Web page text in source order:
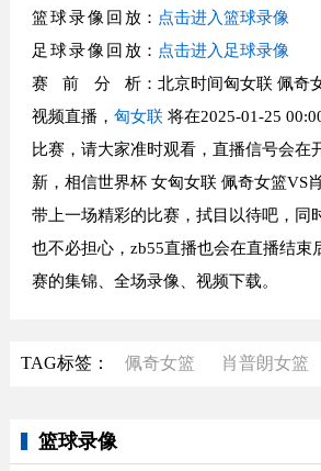
篮球录像回放： 点击进入篮球录像
足球录像回放： 点击进入足球录像
赛前分析：北京时间匈女联 佩奇
视频直播， 匈女联 将在2025-01-25
比赛，请大家准时观看，直播信号会在
新，相信世界杯 女匈女联 佩奇女篮VS
带上一场精彩的比赛，拭目以待吧，同
也不必担心，zb55直播也会在直播结束
赛的集锦、全场录像、视频下载。
TAG标签： 佩奇女篮 肖普朗女篮
篮球录像